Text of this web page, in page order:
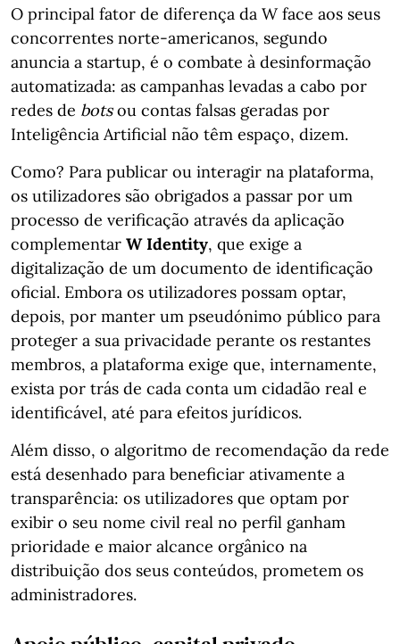
O principal fator de diferença da W face aos seus
concorrentes norte-americanos, segundo
anuncia a startup, é o combate à desinformação
automatizada: as campanhas levadas a cabo por
redes de botsou contas falsas geradas por
Inteligência Artificial não têm espaço, dizem.
Como? Para publicar ou interagir na plataforma,
os utilizadores são obrigados a passar por um
processo de verificação através da aplicação
complementar W Identity, que exige a
digitalização de um documento de identificação
oficial. Embora os utilizadores possam optar,
depois, por manter um pseudónimo público para
proteger a sua privacidade perante os restantes
membros, a plataforma exige que, internamente,
exista por trás de cada conta um cidadão real e
identificável, até para efeitos jurídicos.
Além disso, o algoritmo de recomendação da rede
está desenhado para beneficiar ativamente a
transparência: os utilizadores que optam por
exibir o seu nome civil real no perfil ganham
prioridade e maior alcance orgânico na
distribuição dos seus conteúdos, prometem os
administradores.